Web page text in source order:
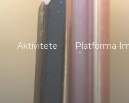
Aktivitete Platforma